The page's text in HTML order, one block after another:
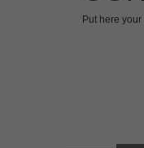
Put here